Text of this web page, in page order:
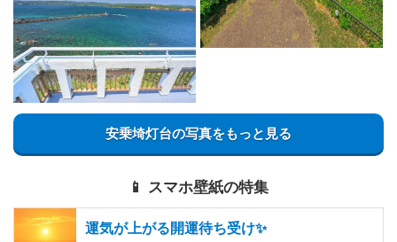
安乗埼灯台の写真をもっと見る
📱 スマホ壁紙の特集
運気が上がる開運待ち受け✨